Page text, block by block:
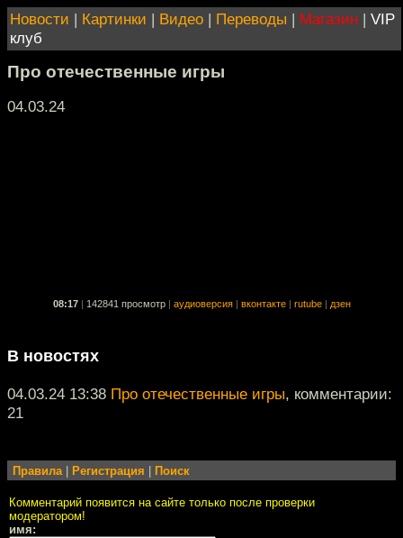
Новости | Картинки | Видео | Переводы | Магазин | VIP
клуб
Про отечественные игры
04.03.24
08:17 142841 просмотр аудиоверсия вконтакте rutube дзен
В новостях
04.03.24 13:38 Про отечественные игры, комментарии:
21
Правила| Регистрация Поиск
Комментарий появится на сайте только после проверки
модератором!
имя: